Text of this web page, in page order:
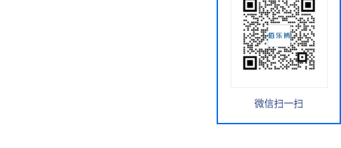
微信扫一扫